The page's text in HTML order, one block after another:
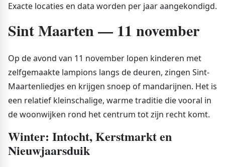
Exacte locaties en data worden per jaar aangekondigd.
Sint Maarten — 11 november
Op de avond van 11 november lopen kinderen met
zelfgemaakte lampions langs de deuren, zingen Sint-
Maartenliedjes en krijgen snoep of mandarijnen. Het is
een relatief kleinschalige, warme traditie die vooral in
de woonwijken rond het centrum tot zijn recht komt.
Winter: Intocht, Kerstmarkt en
Nieuwjaarsduik